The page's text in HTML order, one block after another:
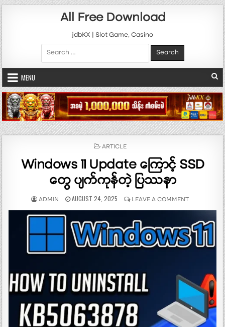
Skip to content
All Free Download
jdbKX | Slot Game, Casino
Search for:
MENU
POSTED IN
ARTICLE
Windows 11 Update ကြောင့် SSD
တွေ ပျက်ကုန်တဲ့ ပြဿနာ
AUTHOR:
ADMIN PUBLISHED DATE:
AUGUST 24, 2025 LEAVE A COMMENTON